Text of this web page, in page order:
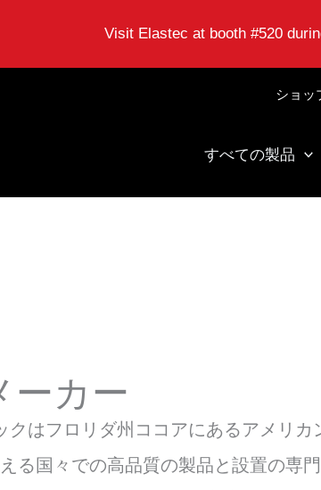
ショッ
すべての製品
ーカー
クはフロリダ州ココアにあるアメリ
る国々での高品質の製品と設置の専
Visit Elastec at booth #520